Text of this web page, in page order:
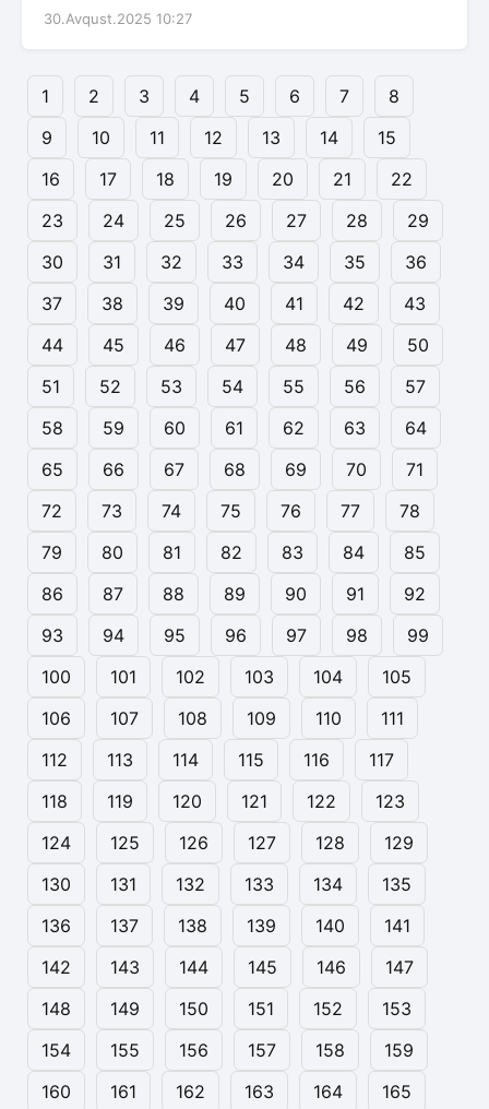
30.Avqust.2025 10:27
1 2 3 4 5 6 7
8
9
10 11 12 13 14
15
16
17 18 19 20 21
22
23
24 25 26 27 28
29
30
31 32 33 34 35
36
37
38 39 40 41 42
43
44
45 46 47 48 49
50
51
52 53 54 55 56
57
58
59 60 61 62 63
64
65
66 67 68 69 70
71
72
73 74 75 76 77
78
79
80 81 82 83 84
85
86
87 88 89 90 91
92
93
94 95 96 97 98
99
100
101 102 103 104
105
106
107 108 109 110
111
112
113 114 115 116
117
118
119 120 121 122
123
124
125 126 127 128
129
130
131 132 133 134
135
136
137 138 139 140
141
142
143 144 145 146
147
148
149 150 151 152
153
154
155 156 157 158
159
160
161 162 163 164
165